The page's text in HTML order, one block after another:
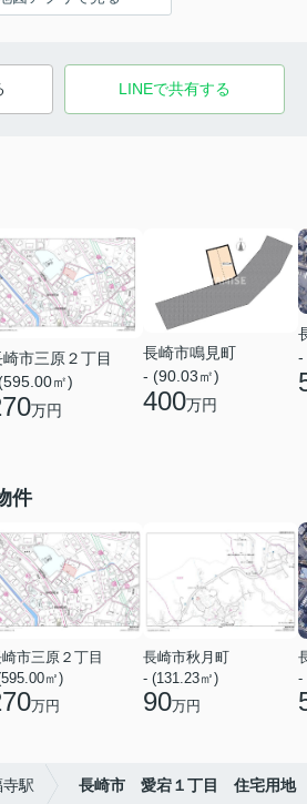
LINEで共有する
崎市三原２丁目
㎡)
万円
長崎市鳴見町
- (90.03㎡)
400万円
-
件
市三原２丁目
㎡)
万円
長崎市秋月町
- (131.23㎡)
90万円
-
駅 長崎市 愛宕１丁目 住宅用地